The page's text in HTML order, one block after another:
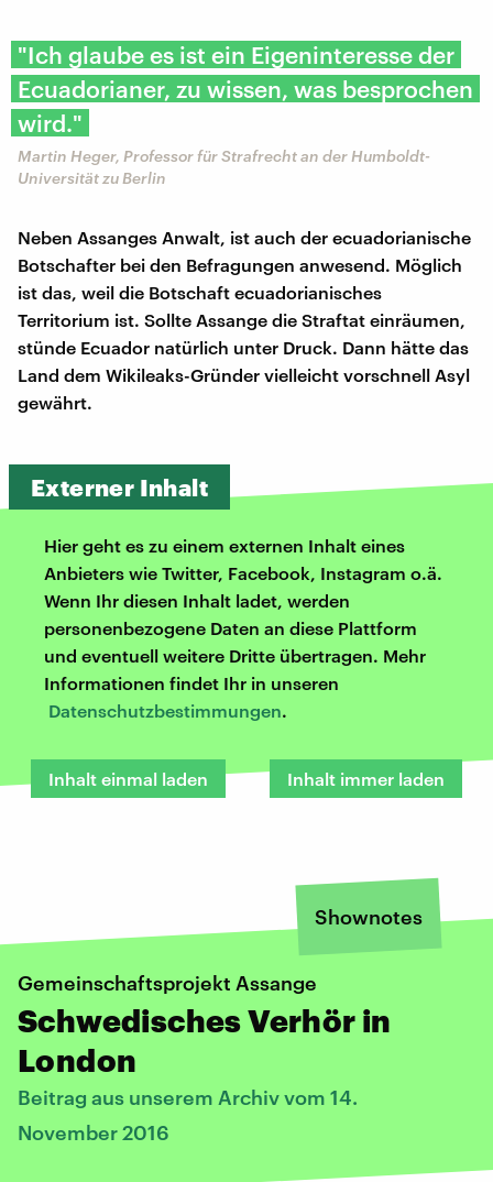
"Ich glaube es ist ein Eigeninteresse der
Ecuadorianer, zu wissen, was besprochen
wird."
Martin Heger, Professor für Strafrecht an der Humboldt-
Universität zu Berlin
Neben Assanges Anwalt, ist auch der ecuadorianische
Botschafter bei den Befragungen anwesend. Möglich
ist das, weil die Botschaft ecuadorianisches
Territorium ist. Sollte Assange die Straftat einräumen,
stünde Ecuador natürlich unter Druck. Dann hätte das
Land dem Wikileaks-Gründer vielleicht vorschnell Asyl
gewährt.
Externer Inhalt
Hier geht es zu einem externen Inhalt eines
Anbieters wie Twitter, Facebook, Instagram o.ä.
Wenn Ihr diesen Inhalt ladet, werden
personenbezogene Daten an diese Plattform
und eventuell weitere Dritte übertragen. Mehr
Informationen findet Ihr in unseren
Datenschutzbestimmungen.
Inhalt einmal laden Inhalt immer laden
Shownotes
Gemeinschaftsprojekt Assange
Schwedisches Verhör in
London
Beitrag aus unserem Archiv vom 14.
November 2016